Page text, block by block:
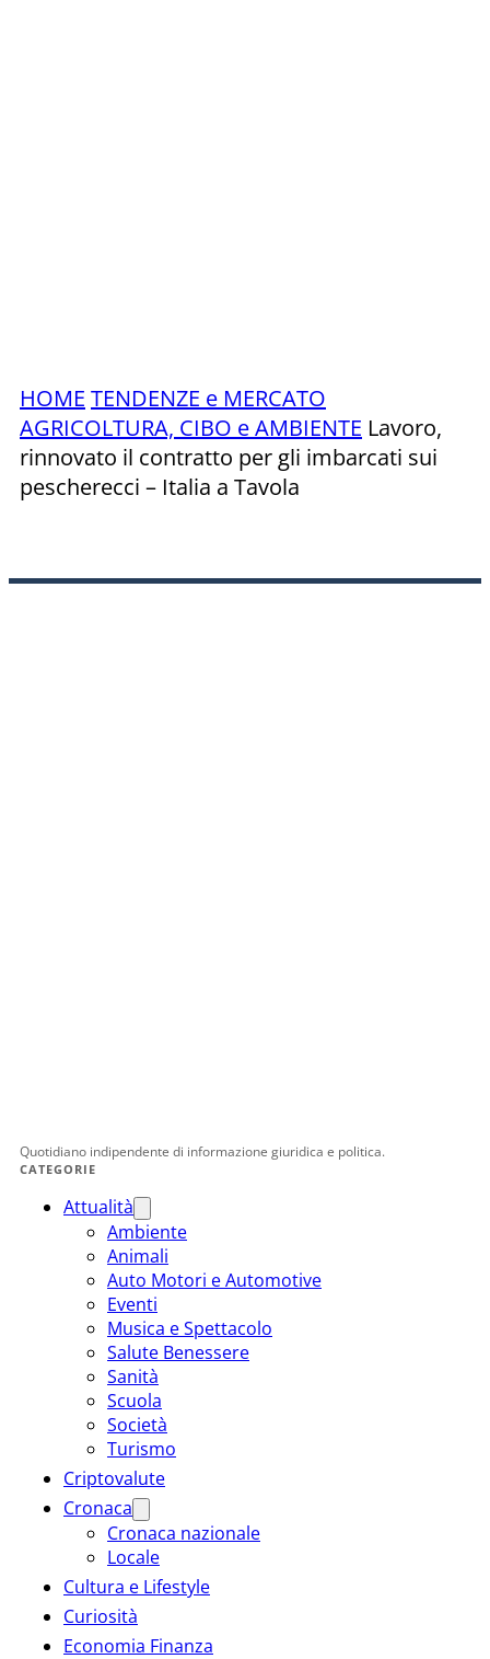
HOME TENDENZE e MERCATO
AGRICOLTURA, CIBO e AMBIENTE Lavoro,
rinnovato il contratto per gli imbarcati sui
pescherecci – Italia a Tavola
Quotidiano indipendente di informazione giuridica e politica.
CATEGORIE
Attualità
Ambiente
Animali
Auto Motori e Automotive
Eventi
Musica e Spettacolo
Salute Benessere
Sanità
Scuola
Società
Turismo
Criptovalute
Cronaca
Cronaca nazionale
Locale
Cultura e Lifestyle
Curiosità
Economia Finanza